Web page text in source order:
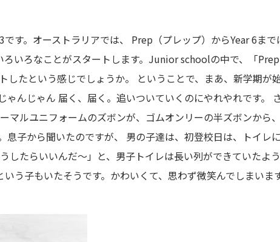
す。オーストラリアでは、 Prep（プレップ）からYear 6ま
いろなことがスタートします。Junior schoolの中で、「
したという感じでしょうか。 ということで、まあ、新学期が
んじゃん 届く、届く。追いついていくのにやれやれです。
マルユニフォームのズボンが、ゴムオンリーの半ズボンから
子から聞いたのですが、 男の子達は、初登校日は、トイレ
たらいいんだ〜」と、男子トイレは長い列ができていたよ
う子もいたそうです。かわいくて、思わず微笑んでしまいま